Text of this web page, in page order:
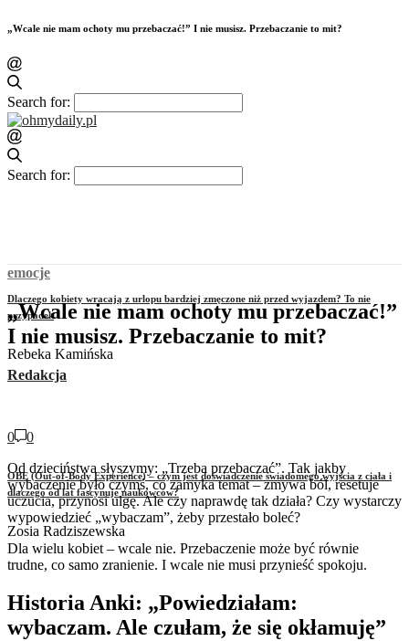
„Wcale nie mam ochoty mu przebaczać!” I nie musisz. Przebaczanie to mit?
Search for:
Search for:
Dlaczego kobiety wracają z urlopu bardziej zmęczone niż przed wyjazdem? To nie
przypadek
Rebeka Kamińska
OBE (Out-of-Body Experience) – czym jest doświadczenie świadomego wyjścia z ciała i
dlaczego od lat fascynuje naukowców?
Zosia Radziszewska
emocje
„Wcale nie mam ochoty mu przebaczać!”
I nie musisz. Przebaczanie to mit?
Redakcja
0
0
Od dzieciństwa słyszymy: „Trzeba przebaczać”. Tak jakby
wybaczenie było czymś, co zamyka temat – zmywa ból, resetuje
uczucia, przynosi ulgę. Ale czy naprawdę tak działa? Czy wystarczy
wypowiedzieć „wybaczam”, żeby przestało boleć?
Dla wielu kobiet – wcale nie. Przebaczenie może być równie
trudne, co samo zranienie. I wcale nie musi przynieść spokoju.
Historia Anki: „Powiedziałam:
wybaczam. Ale czułam, że się okłamuję”